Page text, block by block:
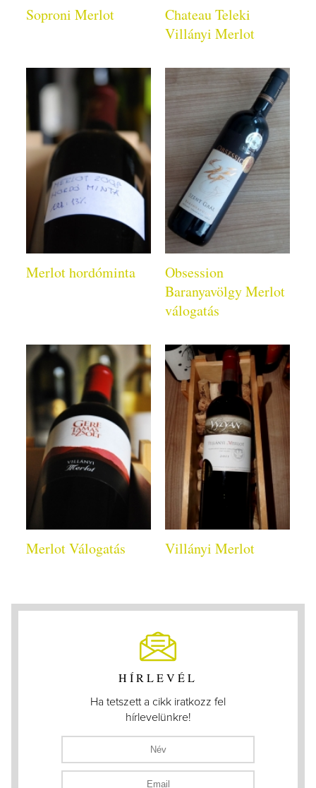
Soproni Merlot
Chateau Teleki
Villányi Merlot
Merlot hordóminta
Obsession
Baranyavölgy Merlot
válogatás
Merlot Válogatás Villányi Merlot
HÍRLEVÉL
Ha tetszett a cikk iratkozz fel
hírlevelünkre!